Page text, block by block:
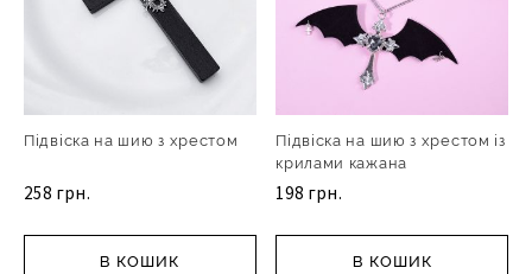
Підвіска на шию з хрестом
258 грн.
В КОШИК
Підвіска на шию з хрестом із
крилами кажана
198 грн.
В КОШИК